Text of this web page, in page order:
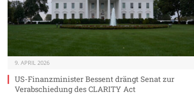
9. APRIL 2026
US-Finanzminister Bessent drängt Senat zur
Verabschiedung des CLARITY Act